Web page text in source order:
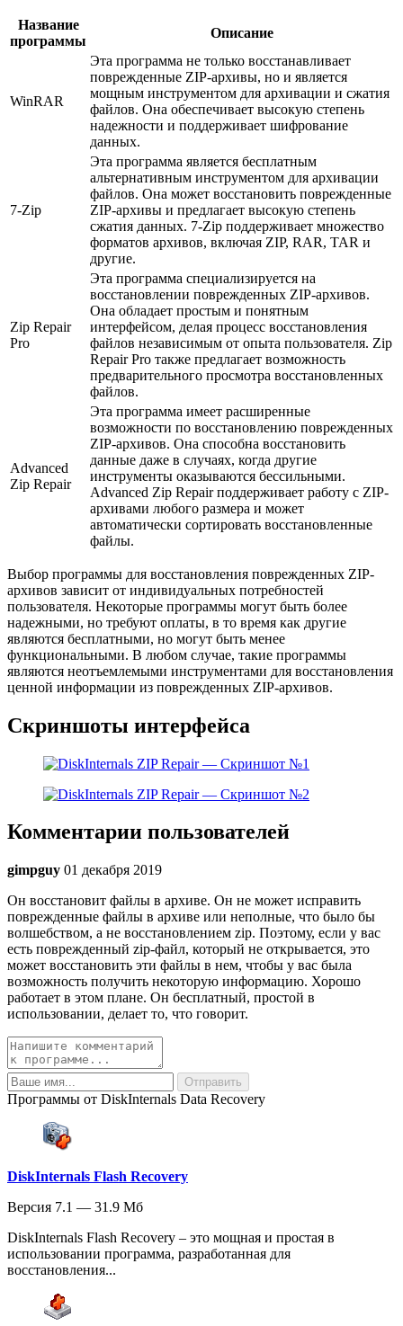
Название
программы
Описание
WinRAR
Эта программа не только восстанавливает
поврежденные ZIP-архивы, но и является
мощным инструментом для архивации и сжатия
файлов. Она обеспечивает высокую степень
надежности и поддерживает шифрование
данных.
7-Zip
Эта программа является бесплатным
альтернативным инструментом для архивации
файлов. Она может восстановить поврежденные
ZIP-архивы и предлагает высокую степень
сжатия данных. 7-Zip поддерживает множество
форматов архивов, включая ZIP, RAR, TAR и
другие.
Zip Repair
Pro
Эта программа специализируется на
восстановлении поврежденных ZIP-архивов.
Она обладает простым и понятным
интерфейсом, делая процесс восстановления
файлов независимым от опыта пользователя. Zip
Repair Pro также предлагает возможность
предварительного просмотра восстановленных
файлов.
Advanced
Zip Repair
Эта программа имеет расширенные
возможности по восстановлению поврежденных
ZIP-архивов. Она способна восстановить
данные даже в случаях, когда другие
инструменты оказываются бессильными.
Advanced Zip Repair поддерживает работу с ZIP-
архивами любого размера и может
автоматически сортировать восстановленные
файлы.
Выбор программы для восстановления поврежденных ZIP-
архивов зависит от индивидуальных потребностей
пользователя. Некоторые программы могут быть более
надежными, но требуют оплаты, в то время как другие
являются бесплатными, но могут быть менее
функциональными. В любом случае, такие программы
являются неотъемлемыми инструментами для восстановления
ценной информации из поврежденных ZIP-архивов.
Скриншоты интерфейса
Комментарии пользователей
gimpguy 01 декабря 2019
Он восстановит файлы в архиве. Он не может исправить
поврежденные файлы в архиве или неполные, что было бы
волшебством, а не восстановлением zip. Поэтому, если у вас
есть поврежденный zip-файл, который не открывается, это
может восстановить эти файлы в нем, чтобы у вас была
возможность получить некоторую информацию. Хорошо
работает в этом плане. Он бесплатный, простой в
использовании, делает то, что говорит.
Программы от DiskInternals Data Recovery
DiskInternals Flash Recovery
Версия 7.1 — 31.9 Мб
DiskInternals Flash Recovery – это мощная и простая в
использовании программа, разработанная для
восстановления...